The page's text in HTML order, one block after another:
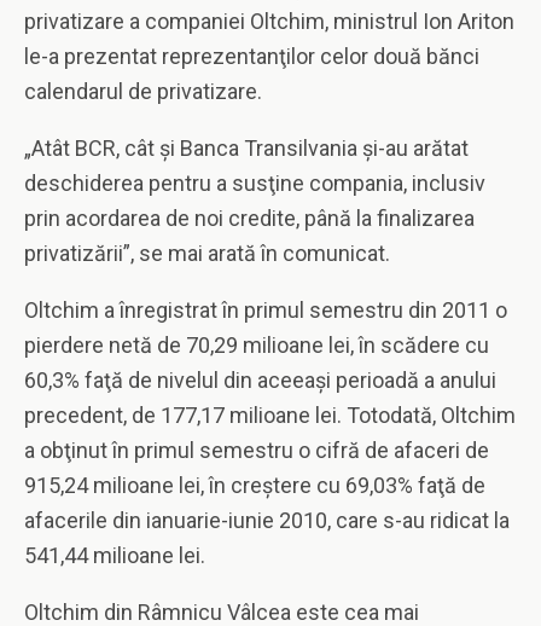
privatizare a companiei Oltchim, ministrul Ion Ariton
le-a prezentat reprezentanţilor celor două bănci
calendarul de privatizare.
„Atât BCR, cât şi Banca Transilvania şi-au arătat
deschiderea pentru a susţine compania, inclusiv
prin acordarea de noi credite, până la finalizarea
privatizării”, se mai arată în comunicat.
Oltchim a înregistrat în primul semestru din 2011 o
pierdere netă de 70,29 milioane lei, în scădere cu
60,3% faţă de nivelul din aceeaşi perioadă a anului
precedent, de 177,17 milioane lei. Totodată, Oltchim
a obţinut în primul semestru o cifră de afaceri de
915,24 milioane lei, în creştere cu 69,03% faţă de
afacerile din ianuarie-iunie 2010, care s-au ridicat la
541,44 milioane lei.
Oltchim din Râmnicu Vâlcea este cea mai